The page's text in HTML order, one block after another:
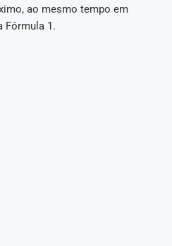
ao mesmo tempo em
Fórmula 1.